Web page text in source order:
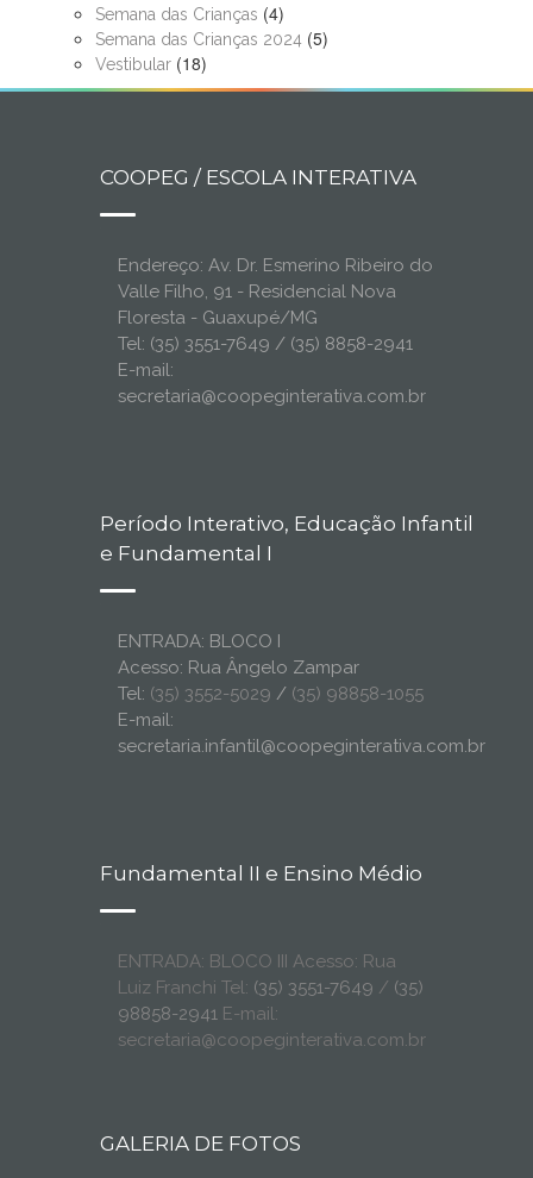
Semana das Crianças (4)
Semana das Crianças 2024 (5)
Vestibular (18)
COOPEG / ESCOLA INTERATIVA
Endereço: Av. Dr. Esmerino Ribeiro do
Valle Filho, 91 - Residencial Nova
Floresta - Guaxupé/MG
Tel: (35) 3551-7649 / (35) 8858-2941
E-mail:
secretaria@coopeginterativa.com.br
Período Interativo, Educação Infantil
e Fundamental I
ENTRADA: BLOCO I
Acesso: Rua Ângelo Zampar
Tel: (35) 3552-5029 / (35) 98858-1055
E-mail:
secretaria.infantil@coopeginterativa.com.br
Fundamental II e Ensino Médio
ENTRADA: BLOCO III Acesso: Rua
Luiz Franchi Tel: (35) 3551-7649 / (35)
98858-2941 E-mail:
secretaria@coopeginterativa.com.br
GALERIA DE FOTOS